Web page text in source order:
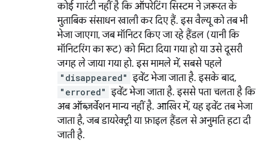
कोई गारंटी नहीं है कि ऑपरेटिंग सिस्टम ने ज़रूरत के
मुताबिक संसाधन खाली कर दिए हैं. इस वैल्यू को तब भी
भेजा जाएगा, जब मॉनिटर किए जा रहे हैंडल (यानी कि
मॉनिटरिंग का रूट) को मिटा दिया गया हो या उसे दूसरी
जगह ले जाया गया हो. इस मामले में, सबसे पहले
"disappeared" इवेंट भेजा जाता है. इसके बाद,
"errored" इवेंट भेजा जाता है. इससे पता चलता है कि
अब ऑब्ज़र्वेशन मान्य नहीं है. आखिर में, यह इवेंट तब भेजा
जाता है, जब डायरेक्ट्री या फ़ाइल हैंडल से अनुमति हटा दी
जाती है.